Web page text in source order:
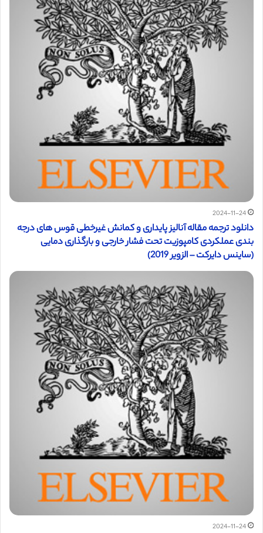
2024-11-24
دانلود ترجمه مقاله آنالیز پایداری و کمانش غیرخطی قوس های درجه
بندی عملکردی کامپوزیت تحت فشار خارجی و بارگذاری دمایی
(ساینس دایرکت – الزویر 2019)
2024-11-24